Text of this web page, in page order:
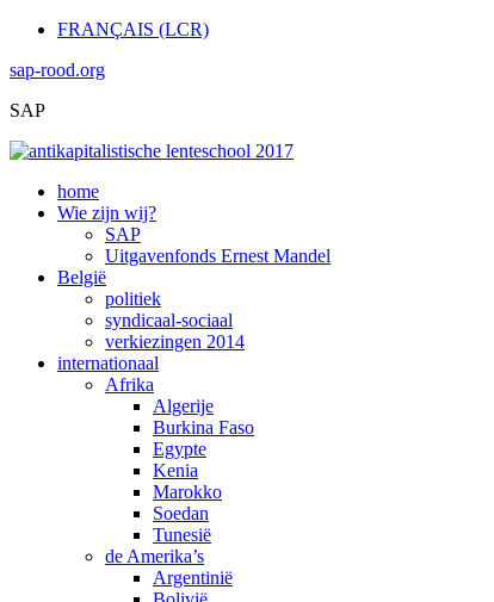
FRANÇAIS (LCR)
sap-rood.org
SAP
home
Wie zijn wij?
SAP
Uitgavenfonds Ernest Mandel
België
politiek
syndicaal-sociaal
verkiezingen 2014
internationaal
Afrika
Algerije
Burkina Faso
Egypte
Kenia
Marokko
Soedan
Tunesië
de Amerika’s
Argentinië